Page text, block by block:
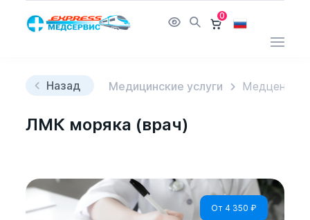
0
Назад Медицинские услуги Медцентр
ЛМК моряка (врач)
От 4 350₽